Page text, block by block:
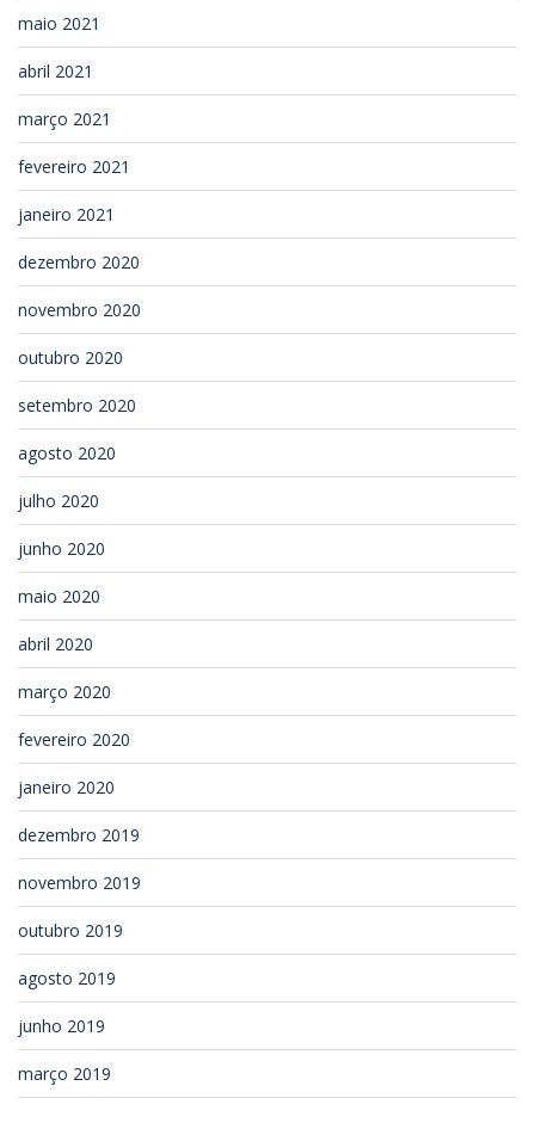
maio 2021
abril 2021
março 2021
fevereiro 2021
janeiro 2021
dezembro 2020
novembro 2020
outubro 2020
setembro 2020
agosto 2020
julho 2020
junho 2020
maio 2020
abril 2020
março 2020
fevereiro 2020
janeiro 2020
dezembro 2019
novembro 2019
outubro 2019
agosto 2019
junho 2019
março 2019